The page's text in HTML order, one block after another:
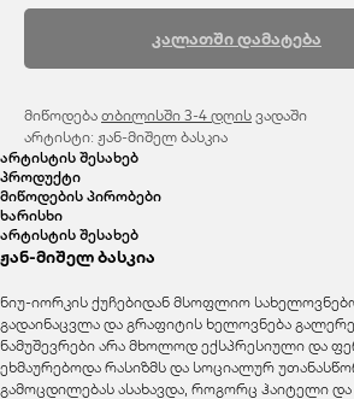
კალათში დამატება
მიწოდება თბილისში 3-4 დღის ვადაში
არტისტი: ჟან-მიშელ ბასკია
არტისტის შესახებ
პროდუქტი
მიწოდების პირობები
ხარისხი
არტისტის შესახებ
ჟან-მიშელ ბასკია
ნიუ-იორკის ქუჩებიდან მსოფლიო
გადაინაცვლა და გრაფიტის ხელოვნება
ნამუშევრები არა მხოლოდ ექსპრესიული და
ეხმაურებოდა რასიზმს და სოციალურ
გამოცდილებას ასახავდა, როგორც ჰაიტელი